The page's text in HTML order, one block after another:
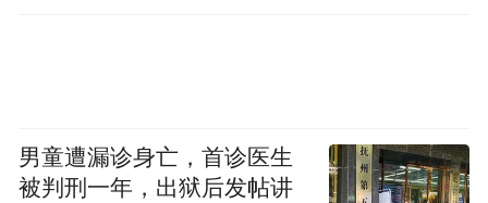
男童遭漏诊身亡，首诊医生
被判刑一年，出狱后发帖讲